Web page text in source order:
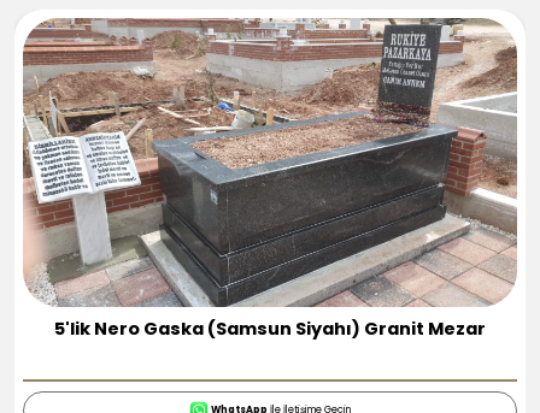
5'lik Nero Gaska (Samsun Siyahı) Granit Mezar